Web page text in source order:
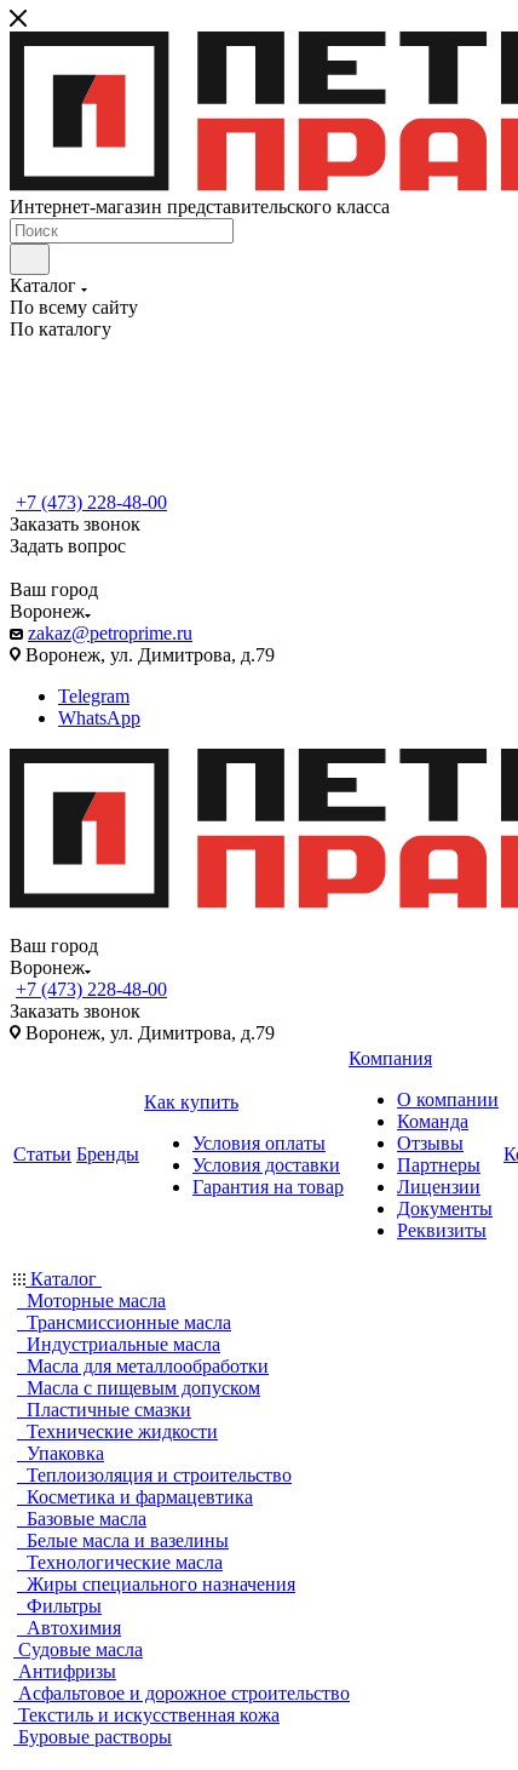
Интернет-магазин представительского класса
Каталог
По всему сайту
По каталогу
+7 (473) 228-48-00
Заказать звонок
Задать вопрос
Ваш город
Воронеж
zakaz@petroprime.ru
Воронеж, ул. Димитрова, д.79
Telegram
WhatsApp
Ваш город
Воронеж
+7 (473) 228-48-00
Заказать звонок
Воронеж, ул. Димитрова, д.79
Статьи Бренды
Как купить
Условия оплаты
Условия доставки
Гарантия на товар
Компания
О компании
Команда
Отзывы
Партнеры
Лицензии
Документы
Реквизиты
Каталог
Моторные масла
Трансмиссионные масла
Индустриальные масла
Масла для металлообработки
Масла с пищевым допуском
Пластичные смазки
Технические жидкости
Упаковка
Теплоизоляция и строительство
Косметика и фармацевтика
Базовые масла
Белые масла и вазелины
Технологические масла
Жиры специального назначения
Фильтры
Автохимия
Судовые масла
Антифризы
Асфальтовое и дорожное строительство
Текстиль и искусственная кожа
Буровые растворы